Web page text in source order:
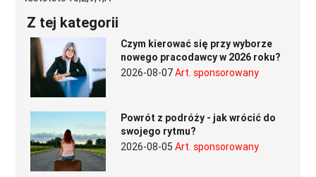
Z tej kategorii
Czym kierować się przy wyborze
nowego pracodawcy w 2026 roku?
2026-08-07Art. sponsorowany
Powrót z podróży - jak wrócić do
swojego rytmu?
2026-08-05 Art. sponsorowany